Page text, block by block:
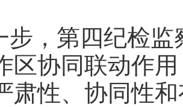
步，第四纪检
区协同联动作
肃性、协同性